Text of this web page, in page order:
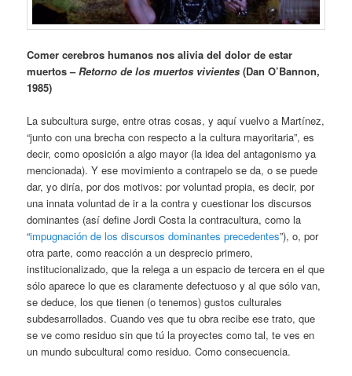
Comer cerebros humanos nos alivia del dolor de estar
muertos –Retorno de los muertos vivientes (Dan O’Bannon,
1985)
La subcultura surge, entre otras cosas, y aquí vuelvo a Martínez,
“junto con una brecha con respecto a la cultura mayoritaria”, es
decir, como oposición a algo mayor (la idea del antagonismo ya
mencionada). Y ese movimiento a contrapelo se da, o se puede
dar, yo diría, por dos motivos: por voluntad propia, es decir, por
una innata voluntad de ir a la contra y cuestionar los discursos
dominantes (así define Jordi Costa la contracultura, como la
“impugnación de los discursos dominantes precedentes”), o, por
otra parte, como reacción a un desprecio primero,
institucionalizado, que la relega a un espacio de tercera en el que
sólo aparece lo que es claramente defectuoso y al que sólo van,
se deduce, los que tienen (o tenemos) gustos culturales
subdesarrollados. Cuando ves que tu obra recibe ese trato, que
se ve como residuo sin que tú la proyectes como tal, te ves en
un mundo subcultural como residuo. Como consecuencia.